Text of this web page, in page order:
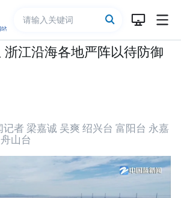
浙江沿海各地严阵以待防御
者 梁嘉诚 吴爽 绍兴台 富阳台 永嘉
山台